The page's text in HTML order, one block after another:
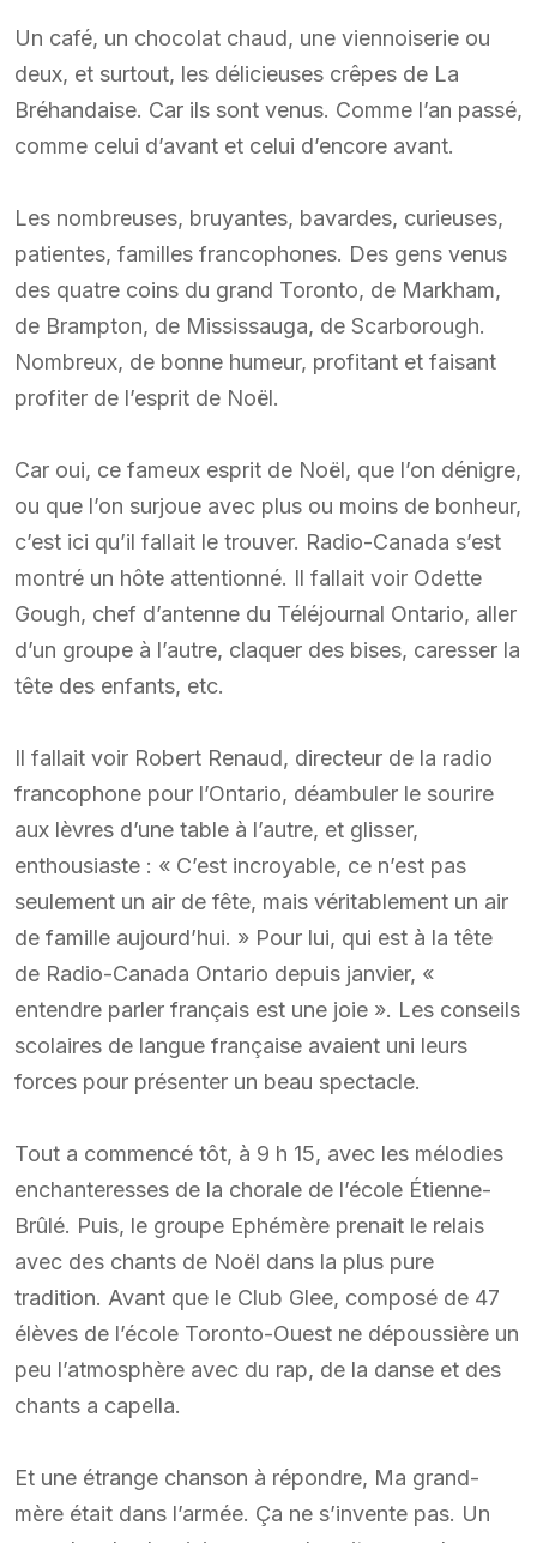
Un café, un chocolat chaud, une viennoiserie ou
deux, et surtout, les délicieuses crêpes de La
Bréhandaise. Car ils sont venus. Comme l’an passé,
comme celui d’avant et celui d’encore avant.
Les nombreuses, bruyantes, bavardes, curieuses,
patientes, familles francophones. Des gens venus
des quatre coins du grand Toronto, de Markham,
de Brampton, de Mississauga, de Scarborough.
Nombreux, de bonne humeur, profitant et faisant
profiter de l’esprit de Noël.
Car oui, ce fameux esprit de Noël, que l’on dénigre,
ou que l’on surjoue avec plus ou moins de bonheur,
c’est ici qu’il fallait le trouver. Radio-Canada s’est
montré un hôte attentionné. Il fallait voir Odette
Gough, chef d’antenne du Téléjournal Ontario, aller
d’un groupe à l’autre, claquer des bises, caresser la
tête des enfants, etc.
Il fallait voir Robert Renaud, directeur de la radio
francophone pour l’Ontario, déambuler le sourire
aux lèvres d’une table à l’autre, et glisser,
enthousiaste : « C’est incroyable, ce n’est pas
seulement un air de fête, mais véritablement un air
de famille aujourd’hui. » Pour lui, qui est à la tête
de Radio-Canada Ontario depuis janvier, «
entendre parler français est une joie ». Les conseils
scolaires de langue française avaient uni leurs
forces pour présenter un beau spectacle.
Tout a commencé tôt, à 9 h 15, avec les mélodies
enchanteresses de la chorale de l’école Étienne-
Brûlé. Puis, le groupe Ephémère prenait le relais
avec des chants de Noël dans la plus pure
tradition. Avant que le Club Glee, composé de 47
élèves de l’école Toronto-Ouest ne dépoussière un
peu l’atmosphère avec du rap, de la danse et des
chants a capella.
Et une étrange chanson à répondre, Ma grand-
mère était dans l’armée. Ça ne s’invente pas. Un